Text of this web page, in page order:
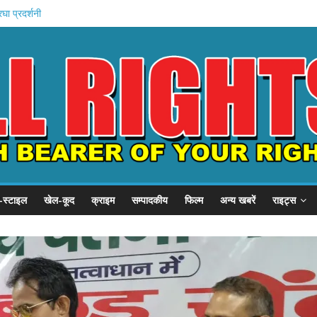
प्रदर्शनी
बड़ा कदम
एक्शन
IPO
खेल-कूद क्राइम सम्पादकीय फिल्म अन्य खबरें राइट्स